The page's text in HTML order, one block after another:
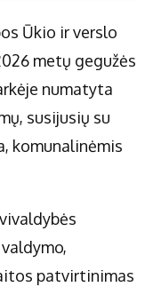
Ūkio ir verslo
metų gegužės
numatyta
susijusių su
komunalinėmis
patvirtinimas